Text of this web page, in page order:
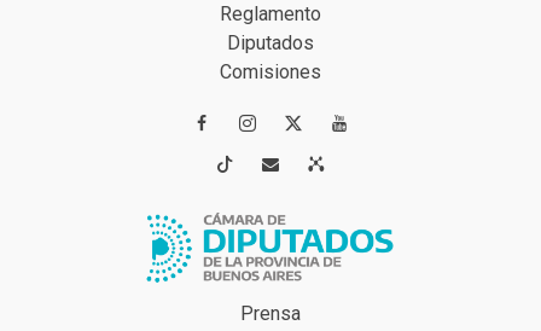
Reglamento
Diputados
Comisiones
 
 
Prensa